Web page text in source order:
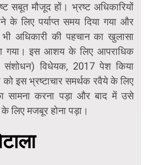
सबूत मौजूद हों। भ्रष्ट अधिकारियों
के लिए पर्याप्त समय दिया गया और
भी अधिकारी की पहचान का खुलासा
गया। इस आशय के लिए आपराधिक
संशोधन) विधेयक, 2017 पेश किया
इस भ्रष्टाचार समर्थक रवैये के लिए
सामना करना पड़ा और बाद में उसे
लिए मजबूर होना पड़ा।